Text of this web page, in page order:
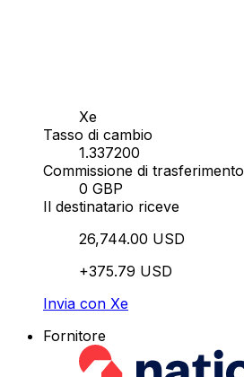
Xe
Tasso di cambio
1.337200
Commissione di trasferimento
0 GBP
Il destinatario riceve
26,744.00 USD
+375.79 USD
Invia con Xe
Fornitore